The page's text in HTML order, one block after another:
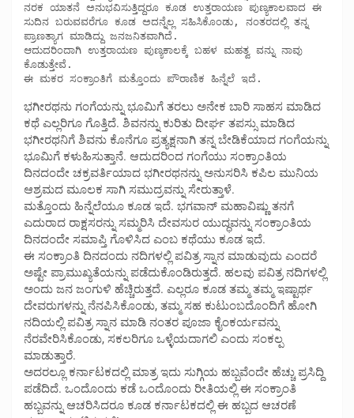
ನರಕ ಯಾತನೆ ಅನುಭವಿಸುತ್ತಿದ್ದರೂ ಕೂಡ ಉತ್ತರಾಯಣ ಪುಣ್ಯಕಾಲವಾದ ಈ
ಸುದಿನ ಬರುವವರೆಗೂ ಕೂಡ ಅದನ್ನೆಲ್ಲ ಸಹಿಸಿಕೊಂಡು, ನಂತರದಲ್ಲಿ ತನ್ನ
ಪ್ರಾಣತ್ಯಾಗ ಮಾಡಿದ್ದು ಜನಜನಿತವಾಗಿದೆ.
ಆದುದರಿಂದಾಗಿ ಉತ್ತರಾಯಣ ಪುಣ್ಯಕಾಲಕ್ಕೆ ಬಹಳ ಮಹತ್ವ ವನ್ನು ನಾವು
ಕೊಡುತ್ತೇವೆ.
ಈ ಮಕರ ಸಂಕ್ರಾಂತಿಗೆ ಮತ್ತೊಂದು ಪೌರಾಣಿಕ ಹಿನ್ನೆಲೆ ಇದೆ.
ಭಗೀರಥನು ಗಂಗೆಯನ್ನು ಭೂಮಿಗೆ ತರಲು ಅನೇಕ ಬಾರಿ ಸಾಹಸ ಮಾಡಿದ
ಕಥೆ ಎಲ್ಲರಿಗೂ ಗೊತ್ತಿದೆ. ಶಿವನನ್ನು ಕುರಿತು ದೀರ್ಘ ತಪಸ್ಸು ಮಾಡಿದ
ಭಗೀರಥನಿಗೆ ಶಿವನು ಕೊನೆಗೂ ಪ್ರತ್ಯಕ್ಷನಾಗಿ ತನ್ನ ಬೇಡಿಕೆಯಾದ ಗಂಗೆಯನ್ನು
ಭೂಮಿಗೆ ಕಳುಹಿಸುತ್ತಾನೆ. ಆದುದರಿಂದ ಗಂಗೆಯು ಸಂಕ್ರಾಂತಿಯ
ದಿನದಂದೇ ಚಕ್ರವರ್ತಿಯಾದ ಭಗೀರಥನನ್ನು ಅನುಸರಿಸಿ ಕಪಿಲ ಮುನಿಯ
ಆಶ್ರಮದ ಮೂಲಕ ಸಾಗಿ ಸಮುದ್ರವನ್ನು ಸೇರುತ್ತಾಳೆ.
ಮತ್ತೊಂದು ಹಿನ್ನೆಲೆಯೂ ಕೂಡ ಇದೆ. ಭಗವಾನ್ ಮಹಾವಿಷ್ಣು ತನಗೆ
ಎದುರಾದ ರಾಕ್ಷಸರನ್ನು ಸಮ್ಮರಿಸಿ ದೇವಸುರ ಯುದ್ಧವನ್ನು ಸಂಕ್ರಾಂತಿಯ
ದಿನದಂದೇ ಸಮಾಪ್ತಿ ಗೊಳಿಸಿದ ಎಂಬ ಕಥೆಯು ಕೂಡ ಇದೆ.
ಈ ಸಂಕ್ರಾಂತಿ ದಿನದಂದು ನದಿಗಳಲ್ಲಿ ಪವಿತ್ರ ಸ್ನಾನ ಮಾಡುವುದು ಎಂದರೆ
ಅಷ್ಟೇ ಪ್ರಾಮುಖ್ಯತೆಯನ್ನು ಪಡೆದುಕೊಂಡಿರುತ್ತದೆ. ಹಲವು ಪವಿತ್ರ ನದಿಗಳಲ್ಲಿ
ಅಂದು ಜನ ಜಂಗುಳಿ ಹೆಚ್ಚಿರುತ್ತದೆ. ಎಲ್ಲರೂ ಕೂಡ ತಮ್ಮ ತಮ್ಮ ಇಷ್ಟಾರ್ಥ
ದೇವರುಗಳನ್ನು ನೆನಪಿಸಿಕೊಂಡು, ತಮ್ಮ ಸಹ ಕುಟುಂಬದೊಂದಿಗೆ ಹೋಗಿ
ನದಿಯಲ್ಲಿ ಪವಿತ್ರ ಸ್ನಾನ ಮಾಡಿ ನಂತರ ಪೂಜಾ ಕೈಂಕರ್ಯವನ್ನು
ನೆರವೇರಿಸಿಕೊಂಡು, ಸಕಲರಿಗೂ ಒಳ್ಳೆಯದಾಗಲಿ ಎಂದು ಸಂಕಲ್ಪ
ಮಾಡುತ್ತಾರೆ.
ಅದರಲ್ಲೂ ಕರ್ನಾಟಕದಲ್ಲಿ ಮಾತ್ರ ಇದು ಸುಗ್ಗಿಯ ಹಬ್ಬವೆಂದೇ ಹೆಚ್ಚು ಪ್ರಸಿದ್ದಿ
ಪಡೆದಿದೆ. ಒಂದೊಂದು ಕಡೆ ಒಂದೊಂದು ರೀತಿಯಲ್ಲಿ ಈ ಸಂಕ್ರಾಂತಿ
ಹಬ್ಬವನ್ನು ಆಚರಿಸಿದರೂ ಕೂಡ ಕರ್ನಾಟಕದಲ್ಲಿ ಈ ಹಬ್ಬದ ಆಚರಣೆ